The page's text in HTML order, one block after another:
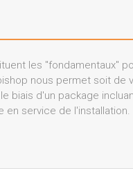
les "fondamentaux"
nous permet soit
biais d'un package
en service de l'installation.